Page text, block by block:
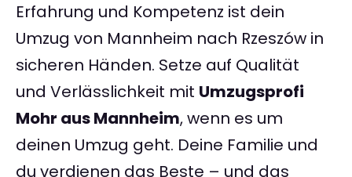
Erfahrung und Kompetenz ist dein
Umzug von Mannheim nach Rzeszów in
sicheren Händen. Setze auf Qualität
und Verlässlichkeit mit Umzugsprofi
Mohr aus Mannheim, wenn es um
deinen Umzug geht. Deine Familie und
du verdienen das Beste – und das